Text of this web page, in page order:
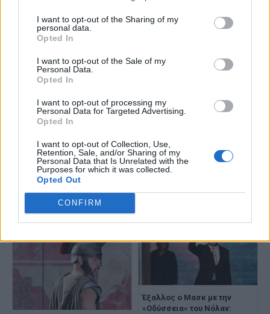
I want to opt-out of the Sharing of my
personal data.
Opted In
I want to opt-out of the Sale of my
Personal Data.
Opted In
I want to opt-out of processing my
Personal Data for Targeted Advertising.
Opted In
I want to opt-out of Collection, Use,
Retention, Sale, and/or Sharing of my
Personal Data that Is Unrelated with the
Purposes for which it was collected.
Opted Out
CONFIRM
«Η Οδύσσεια» του Κρίστοφερ
Νόλαν διχάζει τους
υπερβολικά... ανθρώπινη;
Δημόσιος καυγάς του Έλον
Νόλαν
«Αριστούργημα», «η ταινία
της χρονιάς», «κόβει την
ανάσα»: Διεθνής αποθέωση
Μενδώνη: «Είναι δυνατόν να
Νόλαν;»
Έξαλλος ο Μασκ με την
«Οδύσσεια» του Νόλαν: